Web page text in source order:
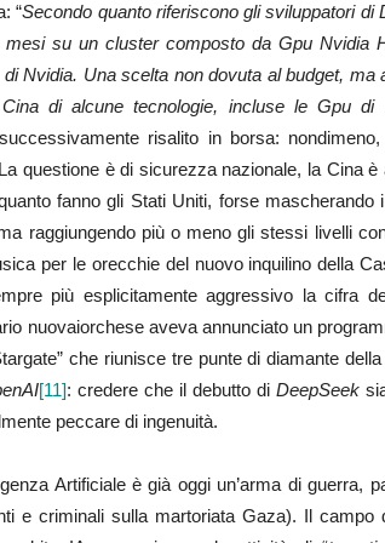
“Secondo quanto riferiscono gli sviluppatori di
su un cluster composto da Gpu Nvidia
Nvidia. Una scelta non dovuta al budget, ma
di alcune tecnologie, incluse le Gpu di
risalito in borsa:
questione è di sicurezza nazionale, la Cina è
fanno gli Stati Uniti, forse mascherando
raggiungendo più o meno gli stessi livelli
per le orecchie del nuovo inquilino della
più esplicitamente aggressivo la cifra
nuovaiorchese aveva annunciato un
che riunisce tre punte di diamante
[11]: credere che il debutto di DeepSeek
peccare di ingenuità.
Artificiale è già oggi un’arma di guerra,
e criminali sulla martoriata Gaza). Il campo